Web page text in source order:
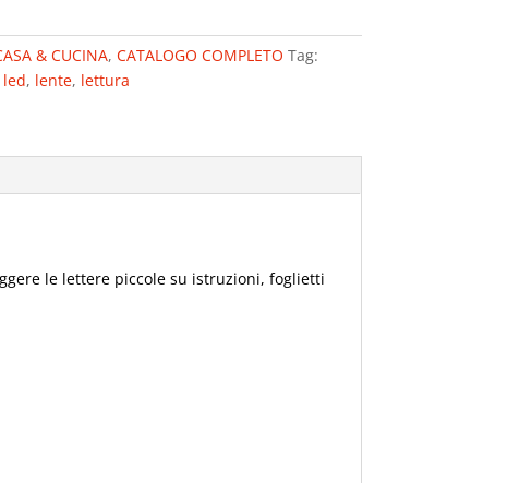
& CUCINA, CATALOGO COMPLETO Tag:
led, lente, lettura
le lettere piccole su istruzioni, foglietti